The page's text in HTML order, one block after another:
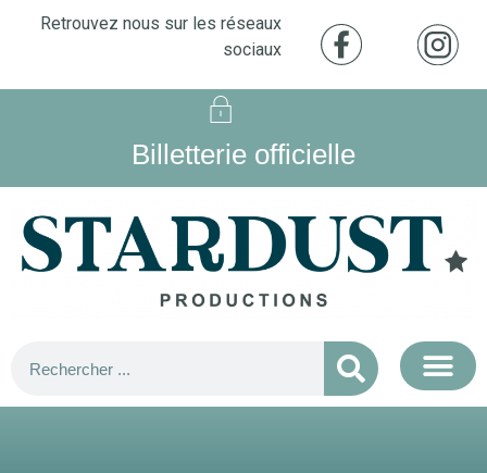
Retrouvez nous sur les réseaux
sociaux
Billetterie officielle